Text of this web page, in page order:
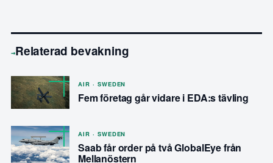
→Relaterad bevakning
AIR · SWEDEN
Fem företag går vidare i EDA:s tävling
AIR · SWEDEN
Saab får order på två GlobalEye från
Mellanöstern